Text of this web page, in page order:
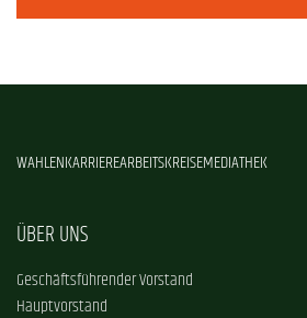
WAHLENKARRIEREARBEITSKREISEMEDIATHEK
ÜBER UNS
Geschäftsführender Vorstand
Hauptvorstand